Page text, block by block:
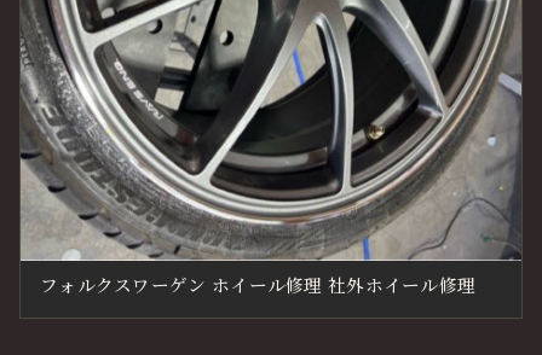
フォルクスワーゲン ホイール修理 社外ホイール修理